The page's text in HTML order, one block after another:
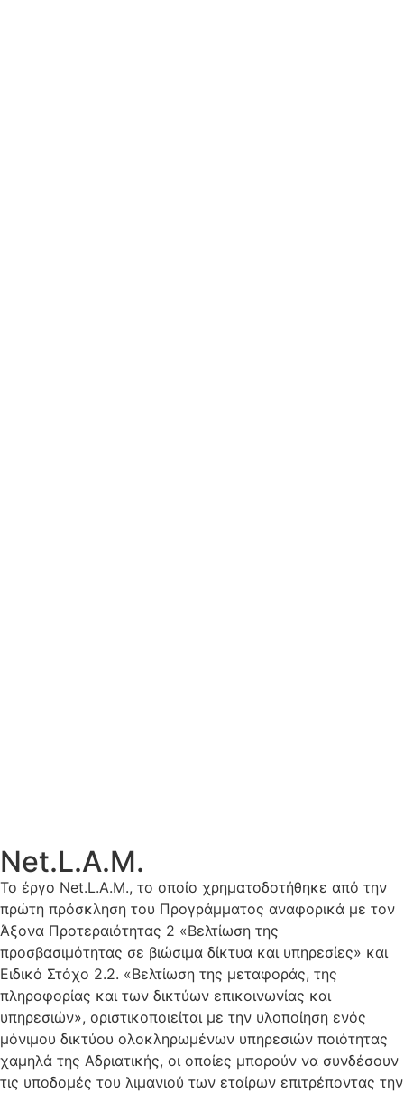
Net.L.A.M.
Το έργο Net.L.A.M., το οποίο χρηματοδοτήθηκε από την
πρώτη πρόσκληση του Προγράμματος αναφορικά με τον
Άξονα Προτεραιότητας 2 «Βελτίωση της
προσβασιμότητας σε βιώσιμα δίκτυα και υπηρεσίες» και
Ειδικό Στόχο 2.2. «Βελτίωση της μεταφοράς, της
πληροφορίας και των δικτύων επικοινωνίας και
υπηρεσιών», οριστικοποιείται με την υλοποίηση ενός
μόνιμου δικτύου ολοκληρωμένων υπηρεσιών ποιότητας
χαμηλά της Αδριατικής, οι οποίες μπορούν να συνδέσουν
τις υποδομές του λιμανιού των εταίρων επιτρέποντας την